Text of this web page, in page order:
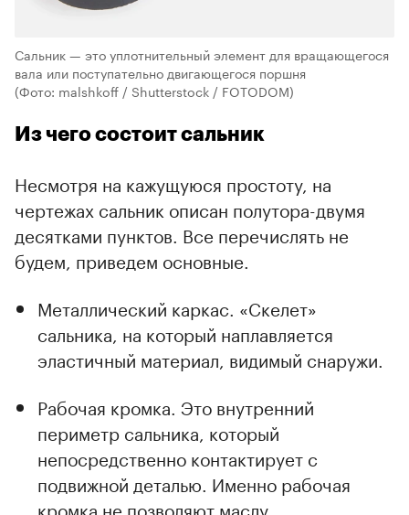
Сальник — это уплотнительный элемент для вращающегося
вала или поступательно двигающегося поршня
(Фото: malshkoff / Shutterstock / FOTODOM)
Из чего состоит сальник
Несмотря на кажущуюся простоту, на
чертежах сальник описан полутора-двумя
десятками пунктов. Все перечислять не
будем, приведем основные.
Металлический каркас. «Скелет»
сальника, на который наплавляется
эластичный материал, видимый снаружи.
Рабочая кромка. Это внутренний
периметр сальника, который
непосредственно контактирует с
подвижной деталью. Именно рабочая
кромка не позволяют маслу